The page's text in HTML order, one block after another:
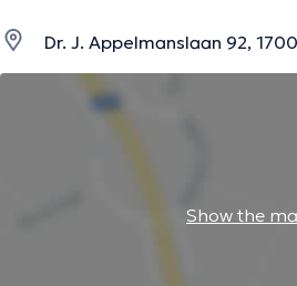
Dr. J. Appelmanslaan 92,
Show the